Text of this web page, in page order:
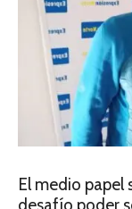
El medio papel
desafío poder